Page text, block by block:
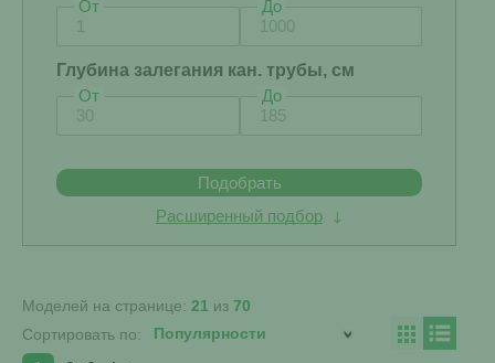
От
До
Глубина залегания кан. трубы, см
От
До
Подобрать
Расширенный подбор
Моделей на странице: 21 из 70
Сортировать по: